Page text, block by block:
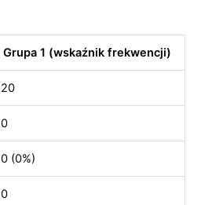
Grupa 1 (wskaźnik frekwencji)
20
0
0 (0%)
0